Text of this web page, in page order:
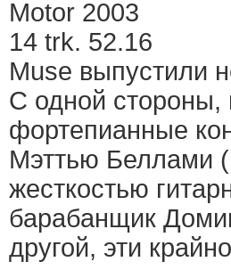
Motor 2003
14 trk. 52.16
Muse выпустили
С одной
фортепианные
Мэттью Беллами
жесткостью
барабанщик
другой, эти